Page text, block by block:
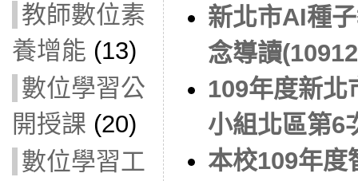
教師數位素
養增能 (13)
數位學習公
開授課 (20)
數位學習工
新北市AI種
念導讀
109年度新北
小組北區第6
本校109年度